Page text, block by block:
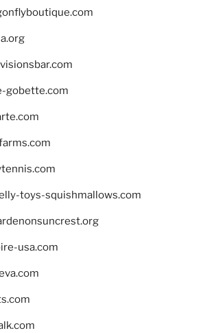
gobette.com
toys-squishmallows.com
usa.com